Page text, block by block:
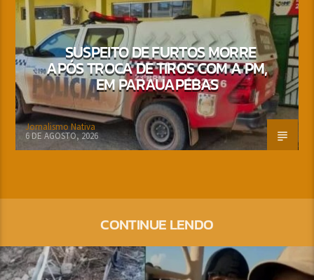
SUSPEITO DE FURTOS MORRE
APÓS TROCA DE TIROS COM A PM,
EM PARAUAPEBAS
Jornalismo Nativa
6 DE AGOSTO, 2026
CONTINUE LENDO